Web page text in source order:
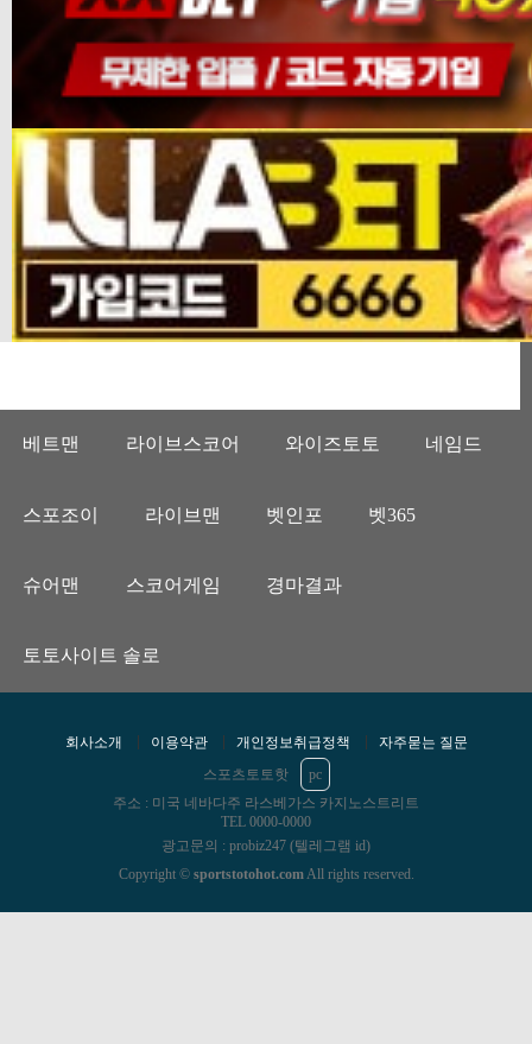
베트맨 라이브스코어 와이즈토토 네임드
스포조이 라이브맨 벳인포 벳365
슈어맨 스코어게임 경마결과
토토사이트 솔로
회사소개 이용약관 개인정보취급정책
자주묻는 질문
스포츠토토핫
pc
주소 : 미국 네바다주 라스베가스 카지노스트리트
TEL 0000-0000
광고문의 : probiz247 (텔레그램 id)
Copyright © sportstotohot.comAll rights reserved.